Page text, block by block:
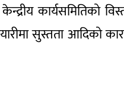
कार्यसमितिको
सुस्तता आदिको